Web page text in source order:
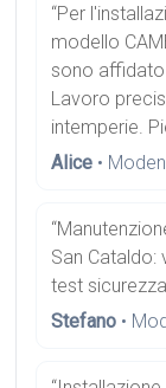
“Per
modello
sono
Lavoro
intemperie.
Alice •
San Cataldo:
test
Stefano •